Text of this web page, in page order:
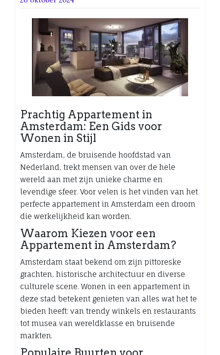
Prachtig Appartement in
Amsterdam: Een Gids voor
Wonen in Stijl
Amsterdam, de bruisende hoofdstad van
Nederland, trekt mensen van over de hele
wereld aan met zijn unieke charme en
levendige sfeer. Voor velen is het vinden van het
perfecte appartement in Amsterdam een droom
die werkelijkheid kan worden.
Waarom Kiezen voor een
Appartement in Amsterdam?
Amsterdam staat bekend om zijn pittoreske
grachten, historische architectuur en diverse
culturele scene. Wonen in een appartement in
deze stad betekent genieten van alles wat het te
bieden heeft: van trendy winkels en restaurants
tot musea van wereldklasse en bruisende
markten.
Populaire Buurten voor